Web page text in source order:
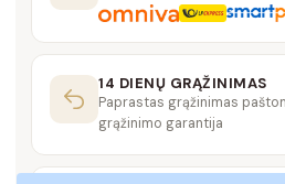
14 DIENŲ GRĄŽINIMAS
Paprastas grąžinimas
grąžinimo garantija